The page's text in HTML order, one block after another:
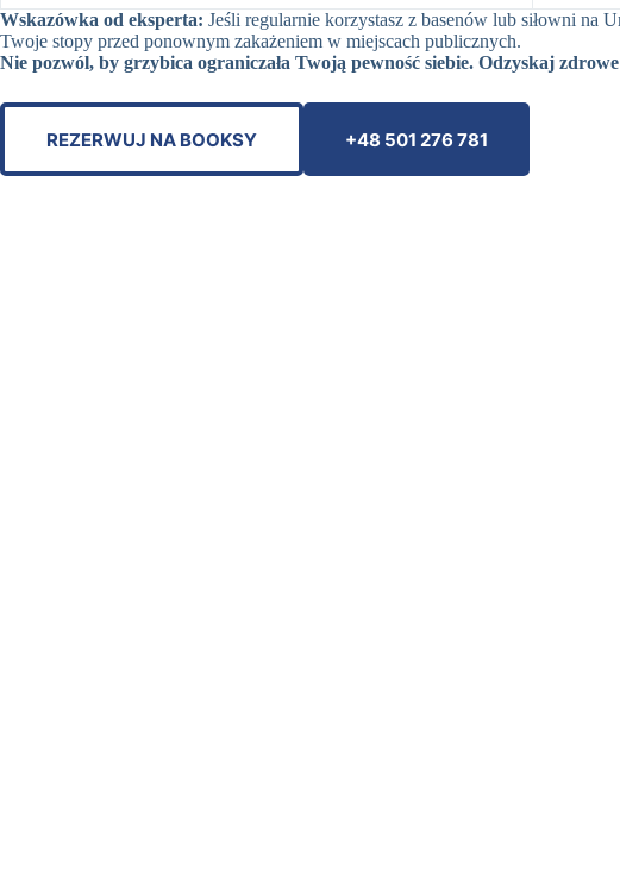
Wskazówka od eksperta: Jeśli regularnie korzystasz z basenów lub siłowni na
Twoje stopy przed ponownym zakażeniem w miejscach publicznych.
Nie pozwól, by grzybica ograniczała Twoją pewność siebie. Odzyskaj
REZERWUJ NA BOOKSY +48 501 276 781